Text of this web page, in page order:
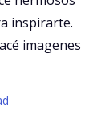
inspirarte.
imagenes